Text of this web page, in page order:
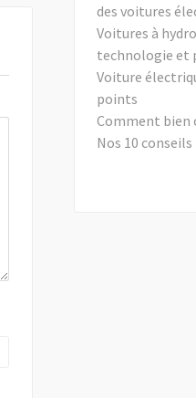
des voitures
Voitures à
technologie et
Voiture
points
Comment bien
Nos 10 conseils